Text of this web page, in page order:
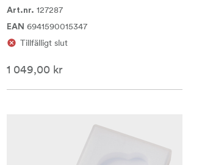
Art.nr. 127287
EAN 6941590015347
Tillfälligt slut
1 049,00 kr